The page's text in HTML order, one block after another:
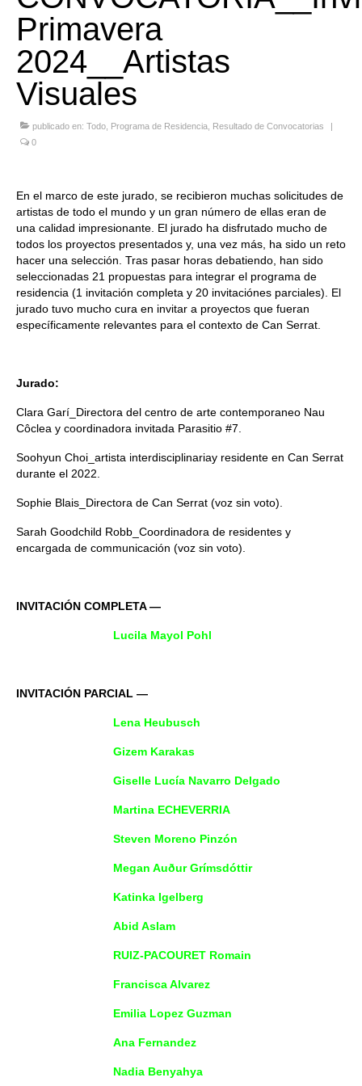
Quedate con nosotras
Archivo
Contacto
Idioma:
Primavera
2024__Artistas
Visuales
publicado en: Todo Programa de Residencia Resultado de Convocatorias
|
0
En el marco de este jurado, se recibieron muchas solicitudes de
artistas de todo el mundo y un gran número de ellas eran de
una calidad impresionante. El jurado ha disfrutado mucho de
todos los proyectos presentados y, una vez más, ha sido un reto
hacer una selección. Tras pasar horas debatiendo, han sido
seleccionadas 21 propuestas para integrar el programa de
residencia (1 invitación completa y 20 invitaciónes parciales). El
jurado tuvo mucho cura en invitar a proyectos que fueran
específicamente relevantes para el contexto de Can Serrat.
Jurado:
Clara Garí_Directora del centro de arte contemporaneo Nau
Côclea y coordinadora invitada Parasitio #7.
Soohyun Choi_artista interdisciplinariay residente en Can Serrat
durante el 2022.
Sophie Blais_Directora de Can Serrat (voz sin voto).
Sarah Goodchild Robb_Coordinadora de residentes y
encargada de communicación (voz sin voto).
INVITACIÓN COMPLETA —
Lucila Mayol Pohl
INVITACIÓN PARCIAL —
Lena Heubusch
Gizem Karakas
Giselle Lucía Navarro Delgado
Martina ECHEVERRIA
Steven Moreno Pinzón
Megan Auður Grímsdóttir
Katinka Igelberg
Abid Aslam
RUIZ-PACOURET Romain
Francisca Alvarez
Emilia Lopez Guzman
Ana Fernandez
Nadia Benyahya